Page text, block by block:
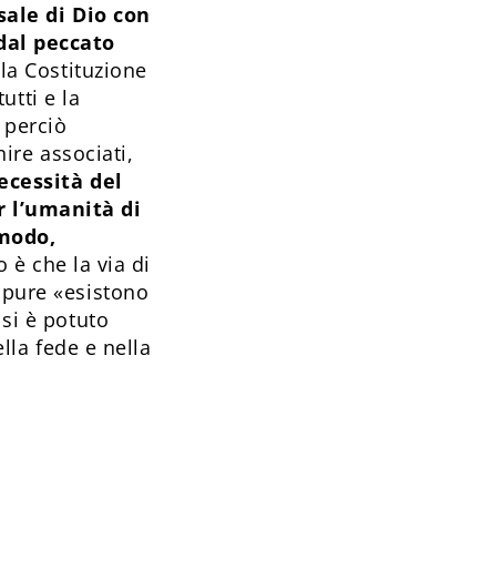
di Dio con
peccato
Costituzione
e la
associati,
del
l’umanità di
è che la via di
«esistono
è potuto
fede e nella